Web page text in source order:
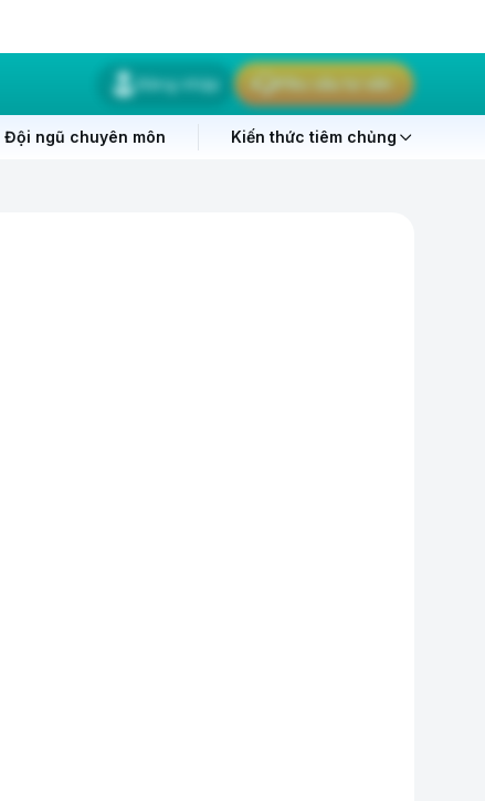
Đăng nhập Yêu cầu tư vấn
Đội ngũ chuyên môn Kiến thức tiêm chủng